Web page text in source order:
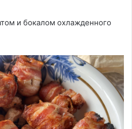
и бокалом охлажденного